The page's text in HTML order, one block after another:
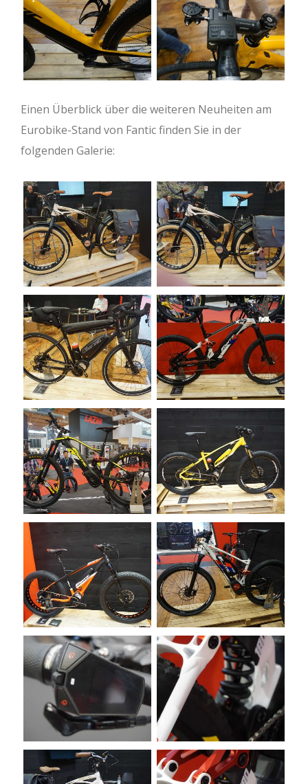
Einen Überblick über die weiteren Neuheiten am
Eurobike-Stand von Fantic finden Sie in der
folgenden Galerie: